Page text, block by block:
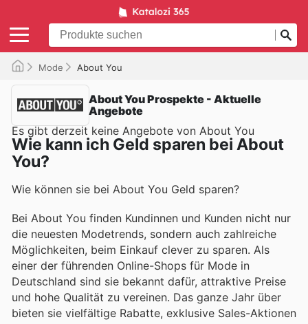
Mode About You
About You Prospekte - Aktuelle
Angebote
Es gibt derzeit keine Angebote von About You
Wie kann ich Geld sparen bei About
You?
Wie können sie bei About You Geld sparen?
Bei About You finden Kundinnen und Kunden nicht nur
die neuesten Modetrends, sondern auch zahlreiche
Möglichkeiten, beim Einkauf clever zu sparen. Als
einer der führenden Online-Shops für Mode in
Deutschland sind sie bekannt dafür, attraktive Preise
und hohe Qualität zu vereinen. Das ganze Jahr über
bieten sie vielfältige Rabatte, exklusive Sales-Aktionen